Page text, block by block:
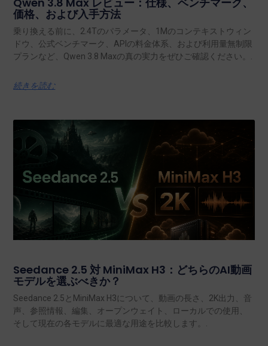
価格、および入手方法
乗り換える前に、2.4Tのパラメータ、1Mのコンテキストウィン
ドウ、公式ベンチマーク、APIの料金体系、および利用量無制限
プランなど、Qwen 3.8 Maxの真の実力をぜひご確認ください。.
続きを読む
Seedance 2.5 対 MiniMax H3：どちらのAI動画
モデルを選ぶべきか？
Seedance 2.5とMiniMax H3について、動画の長さ、2K出力、音
声、参照情報、編集、オープンウェイト、ローカルでの使用、
そして現在の各モデルに最適な用途を比較します。.